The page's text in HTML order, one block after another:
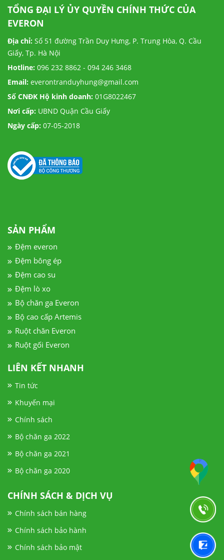
TỔNG ĐẠI LÝ ỦY QUYỀN CHÍNH THỨC CỦA
EVERON
Địa chỉ: Số 51 đường Trần Duy Hưng, P. Trung Hòa, Q. Cầu
Giấy, Tp. Hà Nội
Hotline: 096 232 8862 - 094 246 3468
Email: everontranduyhung@gmail.com
Số CNĐK Hộ kinh doanh: 01G8022467
Nơi cấp: UBND Quận Cầu Giấy
Ngày cấp: 07-05-2018
SẢN PHẨM
Đệm everon
Đệm bông ép
Đệm cao su
Đệm lò xo
Bộ chăn ga Everon
Bộ cao cấp Artemis
Ruột chăn Everon
Ruột gối Everon
LIÊN KẾT NHANH
Tin tức
Khuyến mại
Chính sách
Bộ chăn ga 2022
Bộ chăn ga 2021
Bộ chăn ga 2020
CHÍNH SÁCH & DỊCH VỤ
Chính sách bán hàng
Chính sách bảo hành
Chính sách bảo mật